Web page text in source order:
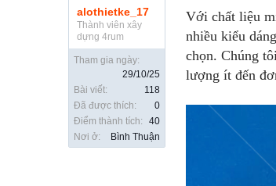
alothietke_17
Thành viên xây
dựng 4rum
Tham gia ngày:
29/10/25
Bài viết:
118
Đã được thích:
0
Điểm thành tích:
40
Nơi ở:
Bình Thuận
Với chất liệu
nhiều kiểu
chọn. Chúng
lượng ít đến